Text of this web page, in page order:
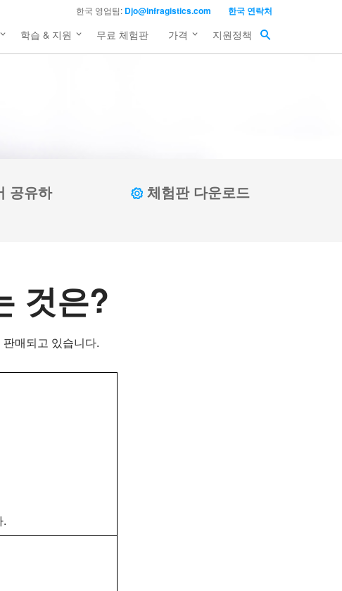
한국 영업팀: Djo@infragistics.com 한국 연락처
학습 & 지원 무료 체험판 가격 지원정책
공유하
체험판 다운로드
것은?
매되고 있습니다.
.